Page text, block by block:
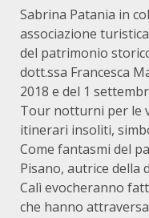
Sabrina Patania in
associazione
del patrimonio
dott.ssa Francesca
2018 e del 1
Tour notturni per le
itinerari insoliti,
Come fantasmi del
Pisano, autrice della
Calì evocheranno
che hanno